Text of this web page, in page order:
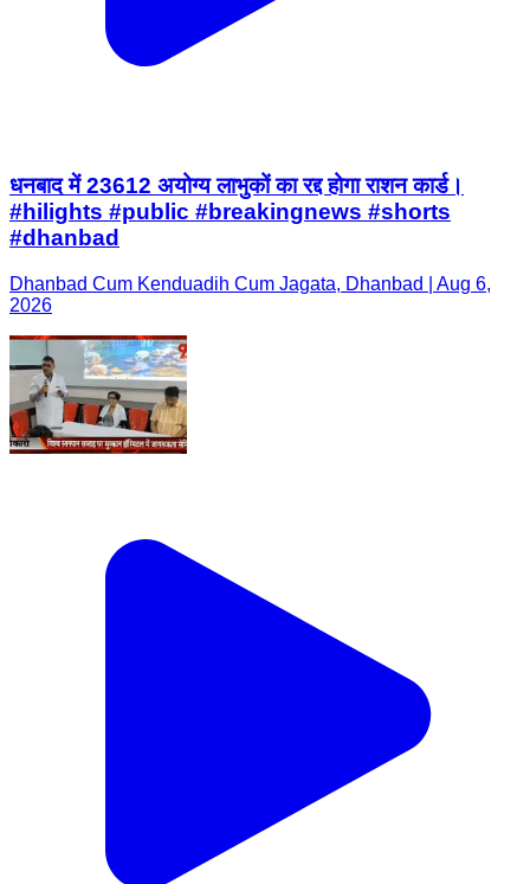
धनबाद में 23612 अयोग्य लाभुकों का रद्द होगा राशन कार्ड।
#hilights #public #breakingnews #shorts
#dhanbad
Dhanbad Cum Kenduadih Cum Jagata, Dhanbad | Aug 6,
2026